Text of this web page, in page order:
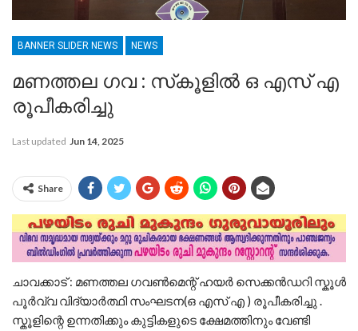
BANNER SLIDER NEWS NEWS
മണത്തല ഗവ : സ്‌കൂളിൽ ഒ എസ് എ
രൂപീകരിച്ചു
Last updated Jun 14, 2025
Share
ചാവക്കാട് : മണത്തല ഗവൺമെന്റ് ഹയർ സെക്കൻഡറി സ്കൂൾ
പൂർവ്വ വിദ്യാർത്ഥി സംഘടന(ഒ എസ് എ ) രൂപീകരിച്ചു .
സ്കൂളിന്റെ ഉന്നതിക്കും കുട്ടികളുടെ ക്ഷേമത്തിനും വേണ്ടി